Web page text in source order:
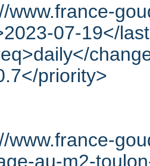
www.france-
07-19</
priority>
www.france-
au-m2-